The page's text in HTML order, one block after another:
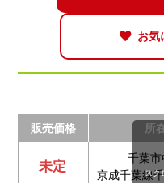
お気
販売価格 所
未定
千葉
京成千葉線スク